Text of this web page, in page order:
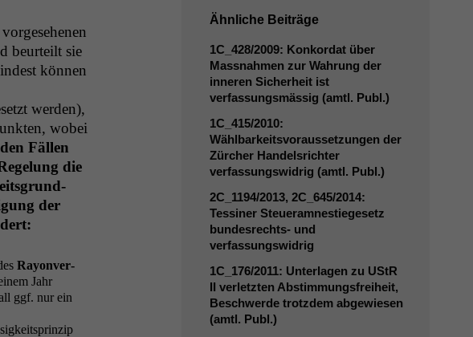
beurteilt sie
kön­nen
wer­den),
wobei
Fällen
die
der
Ray­on­ver­
Jahr
ggf. nur ein
Ähnliche Beiträge
1C_428/2009: Konkordat über
Massnahmen zur Wahrung der
inneren Sicherheit ist
verfassungsmässig (amtl. Publ.)
1C_415/2010:
Wählbarkeitsvoraussetzungen der
Zürcher Handelsrichter
verfassungswidrig (amtl. Publ.)
2C_1194/2013, 2C_645/2014:
Tessiner Steueramnestiegesetz
bundesrechts- und
verfassungswidrig
1C_176/2011: Unterlagen zu UStR
II verletzten Abstimmungsfreiheit,
Beschwerde trotzdem abgewiesen
(amtl. Publ.)